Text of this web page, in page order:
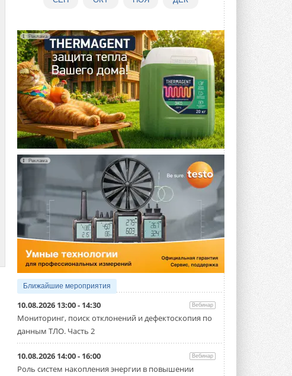
Реклама
Реклама
Ближайшие мероприятия
10.08.2026 13:00 - 14:30 Вебинар
Мониторинг, поиск отклонений и дефектоскопия по
данным ТЛО. Часть 2
10.08.2026 14:00 - 16:00 Вебинар
Роль систем накопления энергии в повышении